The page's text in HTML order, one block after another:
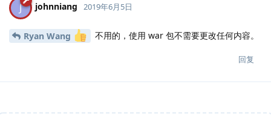
J johnniang 2019年6月5日
Ryan Wang 不用的，使用 war 包不需要更改任何内容。
回复